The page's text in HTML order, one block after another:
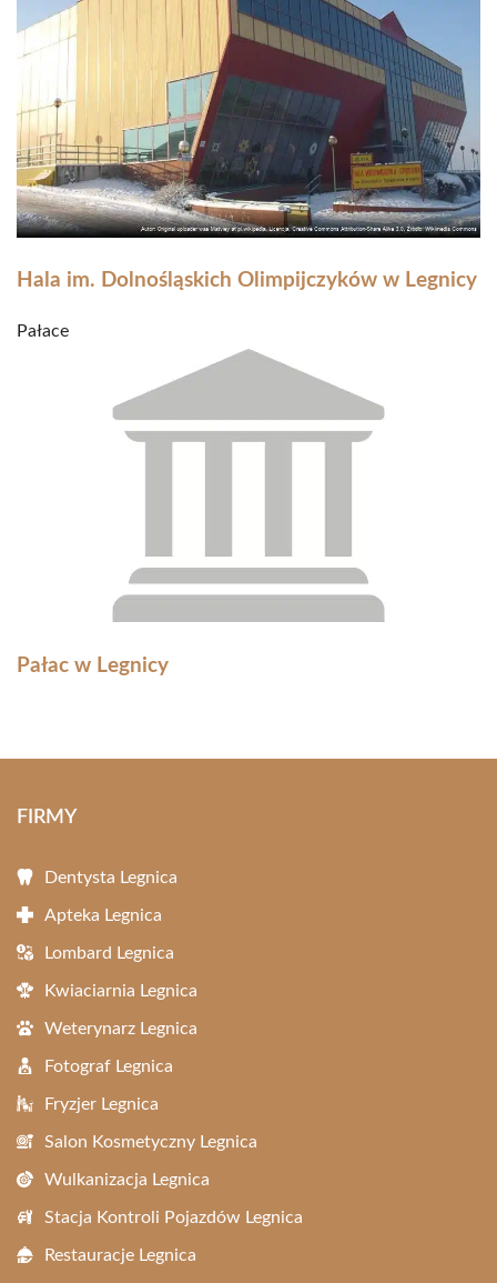
Hala im. Dolnośląskich Olimpijczyków w Legnicy
Pałace
Pałac w Legnicy
FIRMY
Dentysta Legnica
Apteka Legnica
Lombard Legnica
Kwiaciarnia Legnica
Weterynarz Legnica
Fotograf Legnica
Fryzjer Legnica
Salon Kosmetyczny Legnica
Wulkanizacja Legnica
Stacja Kontroli Pojazdów Legnica
Restauracje Legnica